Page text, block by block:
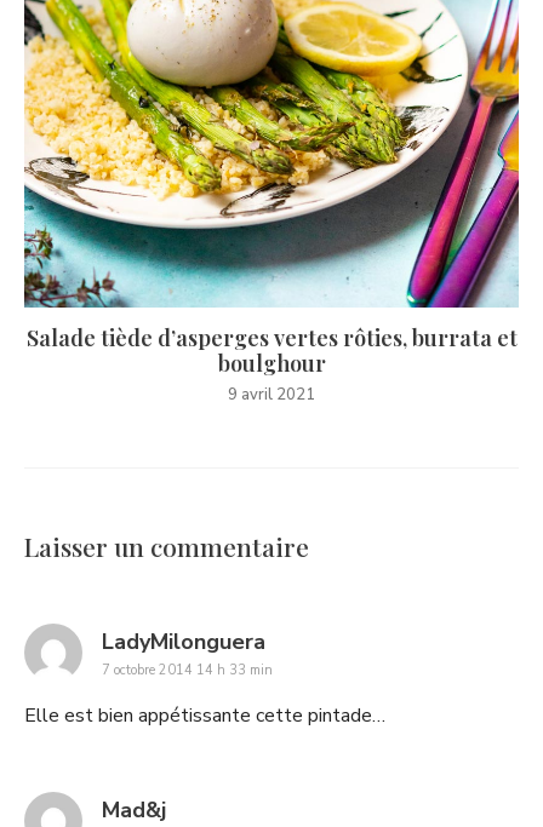
Salade tiède d’asperges vertes rôties, burrata et
boulghour
9 avril 2021
Laisser un commentaire
LadyMilonguera
7 octobre 2014 14 h 33 min
Elle est bien appétissante cette pintade…
Mad&jsays: